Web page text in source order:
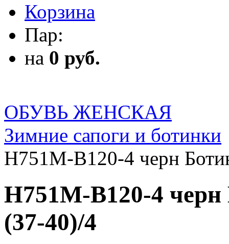
Корзина
Пар:
на 0 руб.
ОБУВЬ ЖЕНСКАЯ
Зимние сапоги и ботинки
H751M-B120-4 черн
H751M-B120-4
(37-40)/4